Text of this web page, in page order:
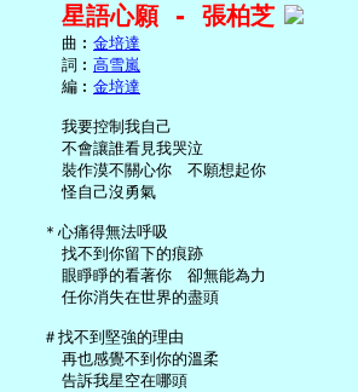
星語心願 - 張柏芝
     曲︰
金培達
     詞︰
高雪嵐
     編︰
金培達
     我要控制我自己
     不會讓誰看見我哭泣
     裝作漠不關心你　不願想起你
     怪自己沒勇氣
   ＊心痛得無法呼吸
     找不到你留下的痕跡
     眼睜睜的看著你　卻無能為力
     任你消失在世界的盡頭
   ＃找不到堅強的理由
     再也感覺不到你的溫柔
     告訴我星空在哪頭